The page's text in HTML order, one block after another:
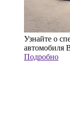
Узнайте о
автомобиля
Подробно